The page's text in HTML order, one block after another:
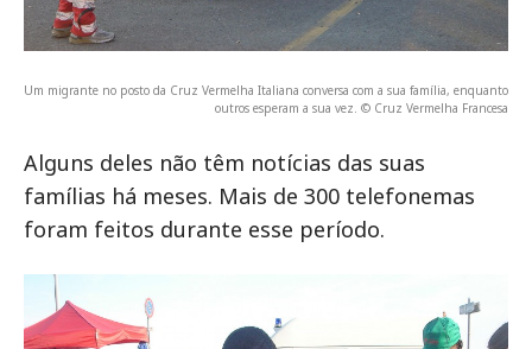
Um migrante no posto da Cruz Vermelha Italiana conversa com a sua família, enquanto
outros esperam a sua vez. © Cruz Vermelha Francesa
Alguns deles não têm notícias das suas
famílias há meses. Mais de 300 telefonemas
foram feitos durante esse período.